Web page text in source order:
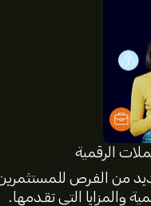
الرقمية
والمزايا التي تقدمها.